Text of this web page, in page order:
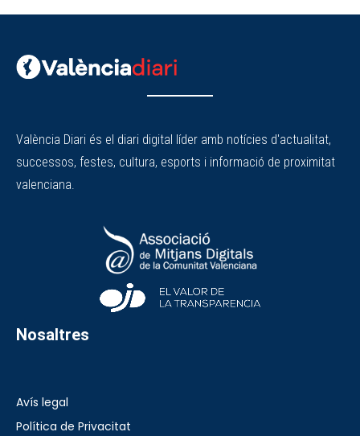
València Diari és el diari digital líder amb notícies d'actualitat,
successos, festes, cultura, esports i informació de proximitat
valenciana.
Nosaltres
Avís legal
Política de Privacitat